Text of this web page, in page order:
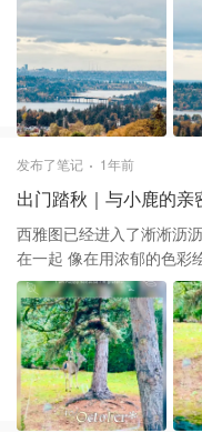
红或深浅不一的黄 美的
景就能增值不少😆 后面三张是春日里的风景 对比起来，西雅图的秋
虽然不会晴空万里 但高
浓墨重彩的画卷 让人不胜
发布了笔记 1年前
出门踏秋｜与小鹿的亲
西雅图已经进入了淅淅沥
在一起 像在用浓郁的色彩绘制一幅斑
的地方赏秋 没想到还没出
个hello 小鹿🦌悠闲的过马
最后过完马路又在草坪上
陌生人 然后悠哉悠哉的继
过的如此轻松惬意😌